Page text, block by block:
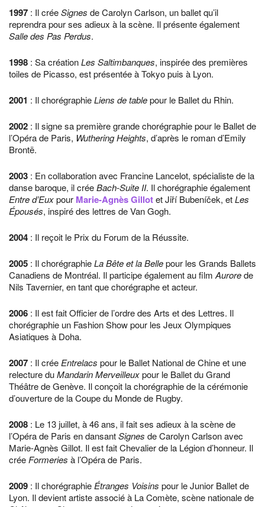
1997 : Il créeSignes de Carolyn Carlson, un ballet qu’il
reprendra pour ses adieux à la scène. Il présente également
Salle des Pas Perdus.
1998 : Sa créationLes Saltimbanques, inspirée des premières
toiles de Picasso, est présentée à Tokyo puis à Lyon.
2001 : Il chorégraphieLiens de tablepour le Ballet du Rhin.
2002 : Il signe sa première grande chorégraphie pour le Ballet de
l’Opéra de Paris, Wuthering Heights, d’après le roman d’Emily
Brontë.
2003 : En collaboration avec Francine Lancelot, spécialiste de la
danse baroque, il créeBach-Suite II. Il chorégraphie également
Entre d’Euxpour Marie-Agnès Gillotet Jiří Bubeníček, etLes
Épousés, inspiré des lettres de Van Gogh.
2004 : Il reçoit le Prix du Forum de la Réussite.
2005 : Il chorégraphieLa Bête et la Bellepour les Grands Ballets
Canadiens de Montréal. Il participe également au film Aurorede
Nils Tavernier, en tant que chorégraphe et acteur.
2006 : Il est fait Officier de l’ordre des Arts et des Lettres. Il
chorégraphie un Fashion Show pour les Jeux Olympiques
Asiatiques à Doha.
2007 : Il crée Entrelacs pour le Ballet National de Chine et une
relecture duMandarin Merveilleuxpour le Ballet du Grand
Théâtre de Genève. Il conçoit la chorégraphie de la cérémonie
d’ouverture de la Coupe du Monde de Rugby.
2008 : Le 13 juillet, à 46 ans, il fait ses adieux à la scène de
l’Opéra de Paris en dansantSignes de Carolyn Carlson avec
Marie-Agnès Gillot. Il est fait Chevalier de la Légion d’honneur. Il
crée Formeries à l’Opéra de Paris.
2009 : Il chorégraphie Étranges Voisins pour le Junior Ballet de
Lyon. Il devient artiste associé à La Comète, scène nationale de